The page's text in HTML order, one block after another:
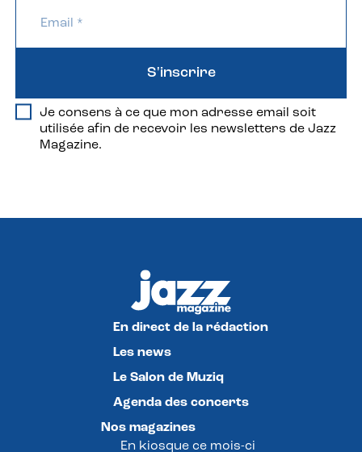
Je consens à ce que mon adresse email soit
utilisée afin de recevoir les newsletters de Jazz
Magazine.
S'inscrire
En direct de la rédaction
Les news
Le Salon de Muziq
Agenda des concerts
Nos magazines
En kiosque ce mois-ci